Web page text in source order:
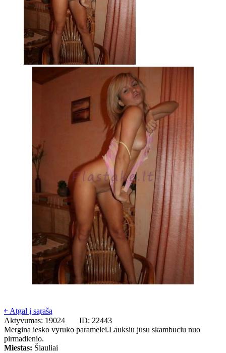
￩ Atgal į sąrašą
Aktyvumas: 19024 ID: 22443
Mergina iesko vyruko paramelei.Lauksiu jusu skambuciu nuo
pirmadienio.
Miestas: Šiauliai